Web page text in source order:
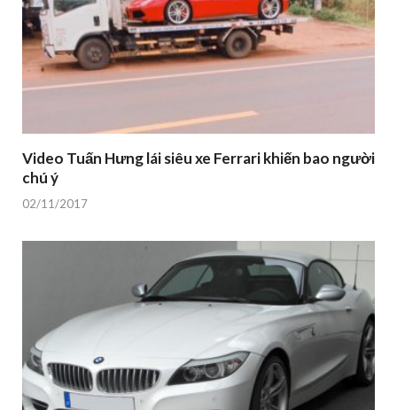
Video Tuấn Hưng lái siêu xe Ferrari khiến bao người
chú ý
02/11/2017